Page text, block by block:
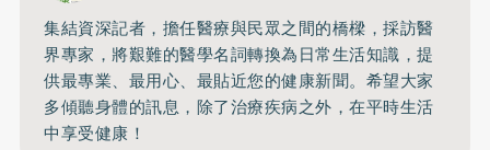
集結資深記者，擔任醫療與民眾之間的橋樑，採訪醫
界專家，將艱難的醫學名詞轉換為日常生活知識，提
供最專業、最用心、最貼近您的健康新聞。希望大家
多傾聽身體的訊息，除了治療疾病之外，在平時生活
中享受健康！